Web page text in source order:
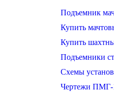
Подъемник
Купить
Купить
Подъемники
Схемы
Чертежи ПМГ-